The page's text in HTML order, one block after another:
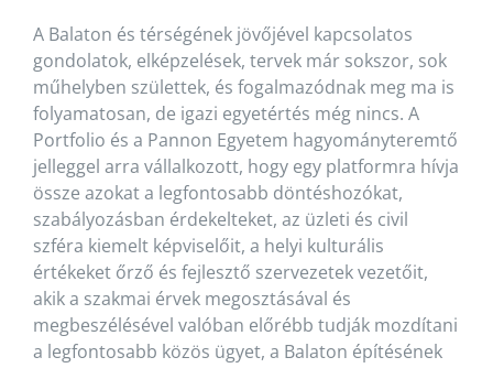
A Balaton és térségének jövőjével kapcsolatos
gondolatok, elképzelések, tervek már sokszor, sok
műhelyben születtek, és fogalmazódnak meg ma is
folyamatosan, de igazi egyetértés még nincs. A
Portfolio és a Pannon Egyetem hagyományteremtő
jelleggel arra vállalkozott, hogy egy platformra hívja
össze azokat a legfontosabb döntéshozókat,
szabályozásban érdekelteket, az üzleti és civil
szféra kiemelt képviselőit, a helyi kulturális
értékeket őrző és fejlesztő szervezetek vezetőit,
akik a szakmai érvek megosztásával és
megbeszélésével valóban előrébb tudják mozdítani
a legfontosabb közös ügyet, a Balaton építésének